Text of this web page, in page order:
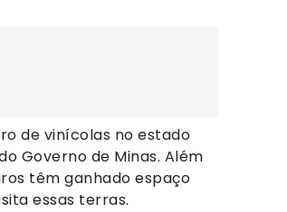
de vinícolas no estado
Governo de Minas. Além
têm ganhado espaço
essas terras.